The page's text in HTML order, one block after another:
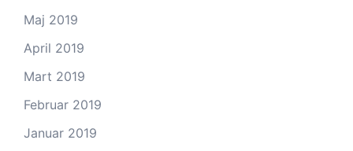
Maj 2019
April 2019
Mart 2019
Februar 2019
Januar 2019